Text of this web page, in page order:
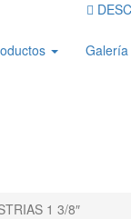
Galería
1 3/8″